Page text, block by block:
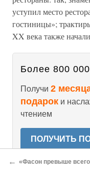
уступил место
гостиницы»;
XX века также
Более 800 000
Получи 2
подарок и
чтением
ПОЛУЧИТЬ
← «Фасон превыше